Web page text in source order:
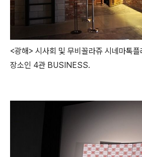
<광해> 시사회 및 무비꼴라쥬 시네마톡
장소인 4관 BUSINESS.